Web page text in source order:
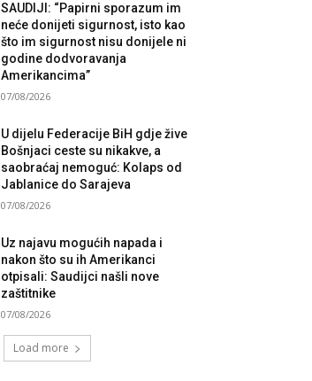
SAUDIJI: “Papirni sporazum im
neće donijeti sigurnost, isto kao
što im sigurnost nisu donijele ni
godine dodvoravanja
Amerikancima”
07/08/2026
U dijelu Federacije BiH gdje žive
Bošnjaci ceste su nikakve, a
saobraćaj nemoguć: Kolaps od
Jablanice do Sarajeva
07/08/2026
Uz najavu mogućih napada i
nakon što su ih Amerikanci
otpisali: Saudijci našli nove
zaštitnike
07/08/2026
Load more